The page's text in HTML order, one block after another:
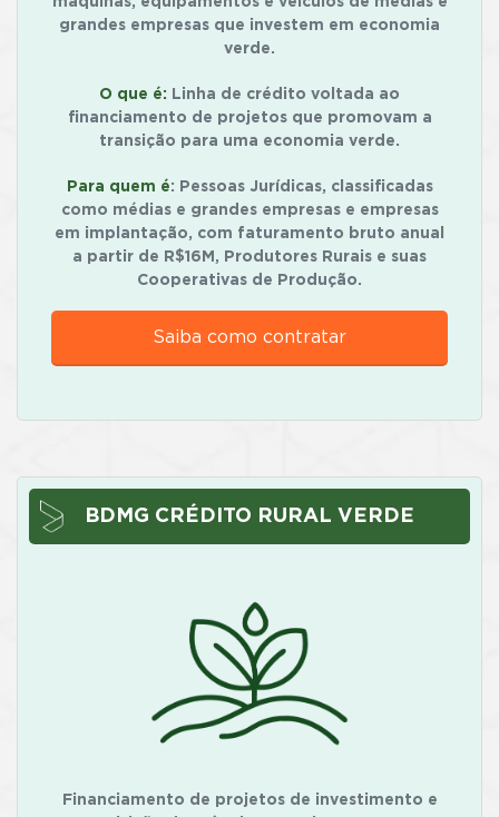
grandes empresas que investem em economia
verde.
O que é: Linha de crédito voltada ao
financiamento de projetos que promovam a
transição para uma economia verde.
Para quem é: Pessoas Jurídicas, classificadas
como médias e grandes empresas e empresas
em implantação, com faturamento bruto anual
a partir de R$16M, Produtores Rurais e suas
Cooperativas de Produção.
Saiba como contratar
BDMG CRÉDITO RURAL VERDE
Financiamento de projetos de investimento e